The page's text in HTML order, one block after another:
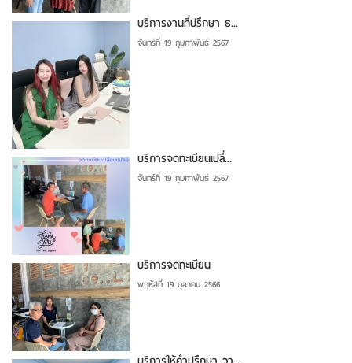
บริการงานที่ปรึกษา ธ...
จันทร์ที่ 19 กุมภาพันธ์ 2567
บริการจดทะเบียนเปลี่...
จันทร์ที่ 19 กุมภาพันธ์ 2567
บริการจดทะเบียน
พฤหัสที่ 19 ตุลาคม 2566